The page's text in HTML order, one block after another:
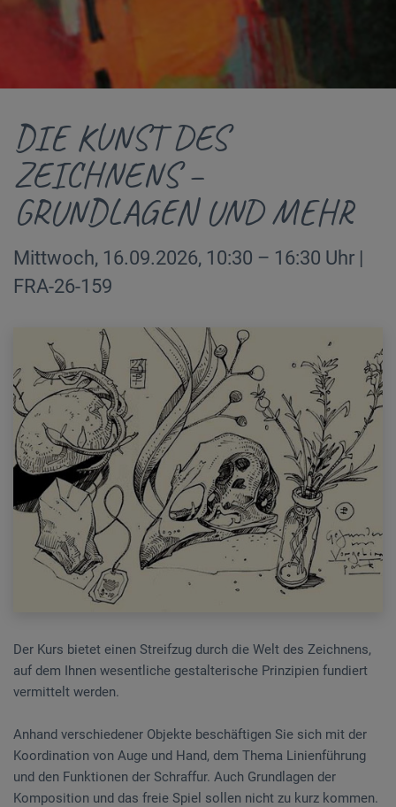
DIE KUNST DES
ZEICHNENS –
GRUNDLAGEN UND MEHR
Mittwoch, 16.09.2026, 10:30 – 16:30 Uhr |
FRA-26-159
Der Kurs bietet einen Streifzug durch die Welt des Zeichnens,
auf dem Ihnen wesentliche gestalterische Prinzipien fundiert
vermittelt werden.
Anhand verschiedener Objekte beschäftigen Sie sich mit der
Koordination von Auge und Hand, dem Thema Linienführung
und den Funktionen der Schraffur. Auch Grundlagen der
Komposition und das freie Spiel sollen nicht zu kurz kommen.